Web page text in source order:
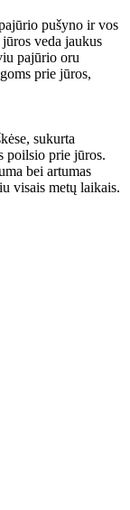
pušyno ir vos
veda jaukus
pajūrio oru
prie jūros,
sukurta
poilsio prie jūros.
bei artumas
visais metų laikais.